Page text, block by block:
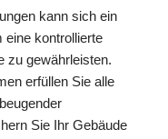
kann sich ein
eine kontrollierte
zu gewährleisten.
erfüllen Sie alle
Sie Ihr Gebäude